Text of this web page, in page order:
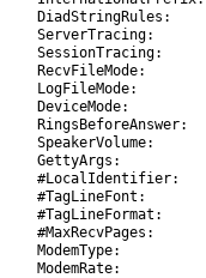
DiadStringRules:
ServerTracing:
SessionTracing:
RecvFileMode:
LogFileMode:
DeviceMode:
RingsBeforeAnswer:
SpeakerVolume:
GettyArgs:
#LocalIdentifier:
#TagLineFont:
#TagLineFormat:
#MaxRecvPages:
ModemType:
ModemRate: